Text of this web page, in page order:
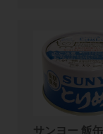
サンヨー 飯